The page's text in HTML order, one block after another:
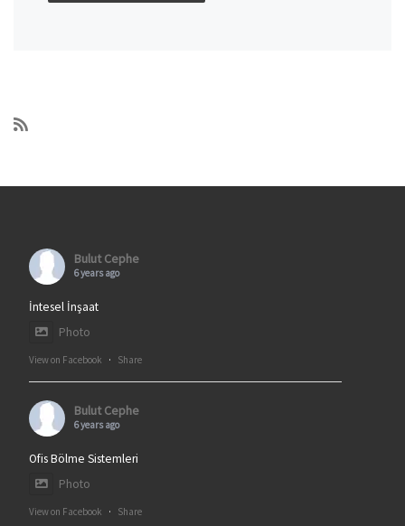
Bulut Cephe
6 years ago
İntesel İnşaat
Photo
View on Facebook · Share
Bulut Cephe
6 years ago
Ofis Bölme Sistemleri
Photo
View on Facebook · Share